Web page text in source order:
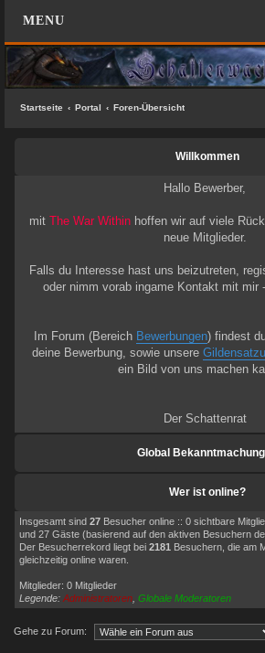
MENU
FOREN-ÜBERSICHT
Das Team
ANMELDEN
KONTAKT
Startseite Portal Foren-Übersicht
Willkommen
Hallo Bewerber,
mit The War Withinhoffen wir auf viele
neue Mitglieder.
Falls du Interesse hast uns beizutreten,
oder nimm vorab ingame Kontakt mit mir
Im Forum (Bereich Bewerbungen) findest
deine Bewerbung, sowie unsere
ein Bild von uns machen
Der Schattenrat
Global
Wer ist online?
Insgesamt sind 27 Besucher online :: 0 sichtbare
und 27 Gäste (basierend auf den aktiven Besuchern
Der Besucherrekord liegt bei 2181 Besuchern, die am
gleichzeitig online waren.
Mitglieder: 0 Mitglieder
Legende: Administratoren Globale Moderatoren
Gehe zu Forum: